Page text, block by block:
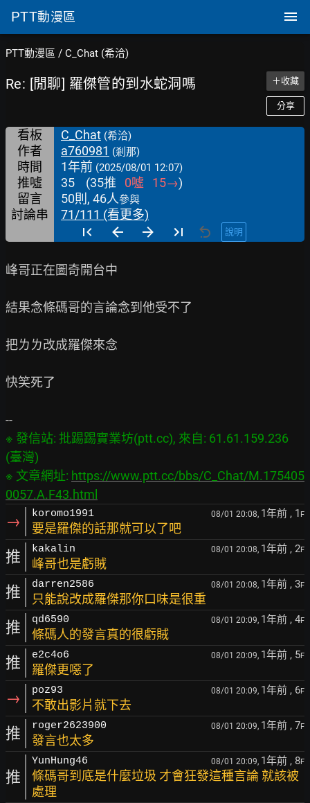
PTT動漫區
PTT動漫區 / C_Chat (希洽)
Re: [閒聊] 羅傑管的到水蛇洞嗎 ＋收藏
分享
看板 C_Chat (希洽)
作者 a760981 (剎那)
時間 1年前 (2025/08/01 12:07)
推噓 35 (35推 0噓 15→)
留言
50則, 46人參與
討論串 71/111 (看更多)
說明
峰哥正在圖奇開台中
結果念條碼哥的言論念到他受不了
把ㄌㄌ改成羅傑來念
快笑死了
※ 發信站: 批踢踢實業坊(ptt.cc), 來自: 61.61.159.236
(臺灣)
※ 文章網址: https://www.ptt.cc/bbs/C_Chat/M.175405
0057.A.F43.html
→ koromo1991 08/01 20:08, 1年前 , 1 F
要是羅傑的話那就可以了吧
推 kakalin 08/01 20:08, 1年前 , 2F
峰哥也是虧賊
推 darren2586 08/01 20:08, 1年前 , 3F
只能說改成羅傑那你口味是很重
推 qd6590 08/01 20:09, 1年前 , 4F
條碼人的發言真的很虧賊
推 e2c4o6 08/01 20:09, 1年前 , 5F
羅傑更噁了
→ poz93 08/01 20:09, 1年前 , 6F
不敢出影片就下去
推 roger2623900 08/01 20:09, 1年前 , 7F
發言也太多
推
YunHung46 08/01 20:09, 1年前 , 8F
條碼哥到底是什麼垃圾 才會狂發這種言論 就該被
處理